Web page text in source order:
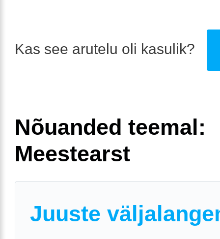
Kas see arutelu oli kasulik?
Nõuanded teemal:
Meestearst
Juuste